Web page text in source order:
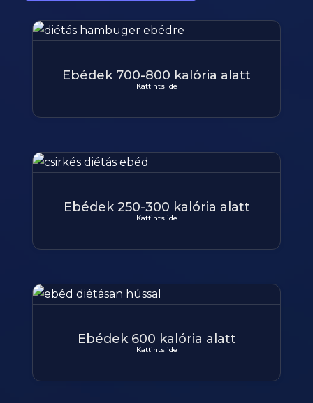
Ebédek 700-800 kalória alatt
Kattints ide
Ebédek 250-300 kalória alatt
Kattints ide
Ebédek 600 kalória alatt
Kattints ide